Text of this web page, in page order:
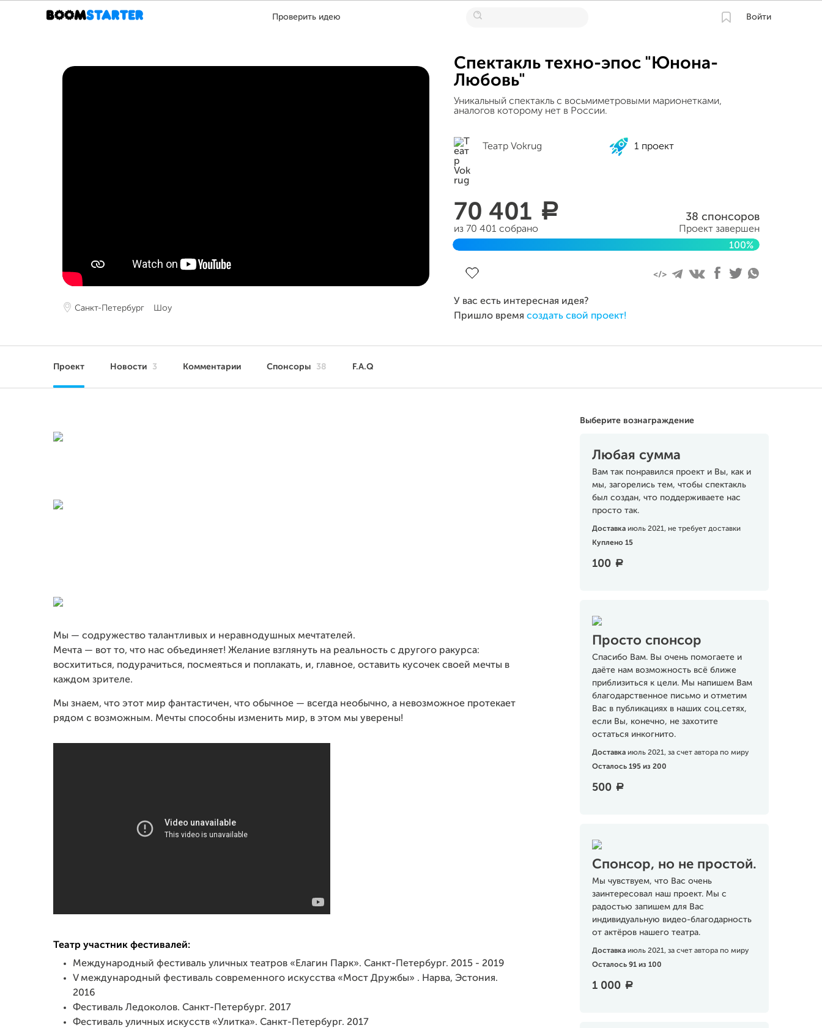
Проверить идею Войти
Санкт-Петербург Шоу
Спектакль техно-эпос "Юнона-
Любовь"
Уникальный спектакль с восьмиметровыми марионетками,
аналогов которому нет в России.
Театр Vokrug 1 проект
70 401 a
из 70 401 собрано
38 спонсоров
Проект завершен
100%
У вас есть интересная идея?
Пришло время создать свой проект!
Проект Новости 3 Комментарии Спонсоры 38 F.A.Q
Выберите вознаграждение
Любая сумма
Вам так понравился проект и Вы, как и
мы, загорелись тем, чтобы спектакль
был создан, что поддерживаете нас
просто так.
Доставка июль 2021, не требует доставки
Куплено 15
100 a
Просто спонсор
Спасибо Вам. Вы очень помогаете и
даёте нам возможность всё ближе
приблизиться к цели. Мы напишем Вам
благодарственное письмо и отметим
Вас в публикациях в наших соц.сетях,
если Вы, конечно, не захотите
остаться инкогнито.
Доставка июль 2021, за счет автора по миру
Осталось 195 из 200
500 a
Спонсор, но не простой.
Мы чувствуем, что Вас очень
заинтересовал наш проект. Мы с
радостью запишем для Вас
индивидуальную видео-благодарность
от актёров нашего театра.
Доставка июль 2021, за счет автора по миру
Осталось 91 из 100
1 000 a
Мы — содружество талантливых и неравнодушных мечтателей.
Мечта — вот то, что нас объединяет! Желание взглянуть на реальность с другого ракурса:
восхититься, подурачиться, посмеяться и поплакать, и, главное, оставить кусочек своей мечты в
каждом зрителе.
Мы знаем, что этот мир фантастичен, что обычное — всегда необычно, а невозможное протекает
рядом с возможным. Мечты способны изменить мир, в этом мы уверены!
Театр участник фестивалей:
Международный фестиваль уличных театров «Елагин Парк». Санкт-Петербург. 2015 - 2019
V международный фестиваль современного искусства «Мост Дружбы» . Нарва, Эстония.
2016
Фестиваль Ледоколов. Санкт-Петербург. 2017
Фестиваль уличных искусств «Улитка». Санкт-Петербург. 2017